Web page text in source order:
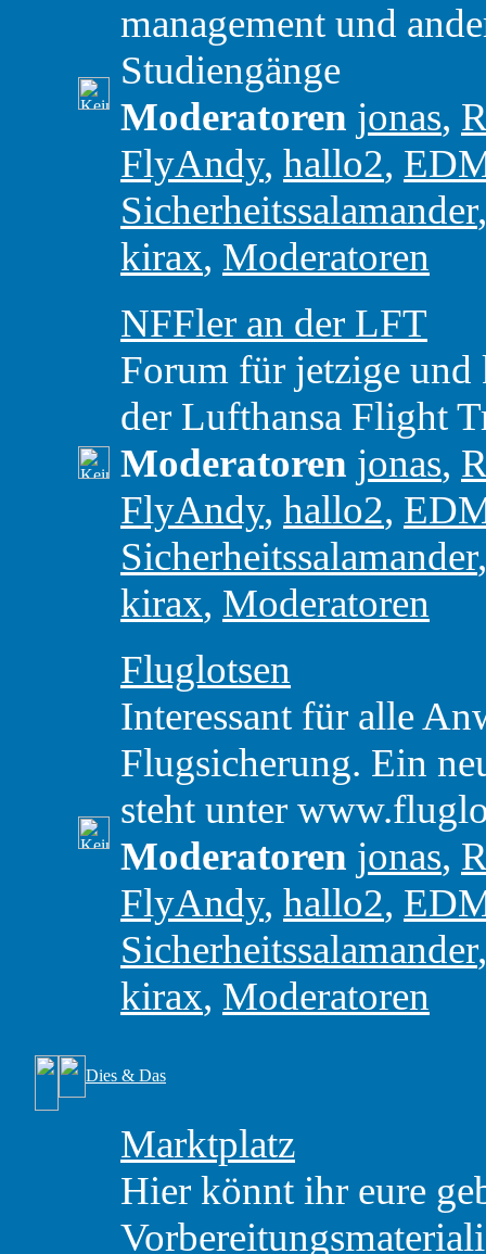
management und
Studiengänge
Moderatoren jonas,
FlyAndy, hallo2,
Sicherheitssalamander
kirax, Moderatoren
NFFler an der LFT
Forum für jetzige
der Lufthansa Flight
Moderatoren jonas,
FlyAndy, hallo2,
Sicherheitssalamander
kirax, Moderatoren
Fluglotsen
Interessant für alle
Flugsicherung. Ein
steht unter
Moderatoren jonas,
FlyAndy, hallo2,
Sicherheitssalamander
kirax, Moderatoren
Dies & Das
Marktplatz
Hier könnt ihr eure